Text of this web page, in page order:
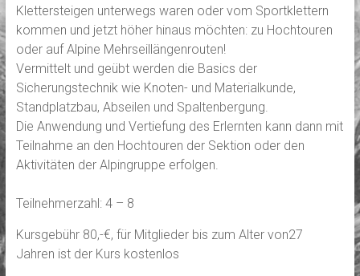
Klettersteigen unterwegs waren oder vom Sportklettern
kommen und jetzt höher hinaus möchten: zu Hochtouren
oder auf Alpine Mehrseillängenrouten!
Vermittelt und geübt werden die Basics der
Sicherungstechnik wie Knoten- und Materialkunde,
Standplatzbau, Abseilen und Spaltenbergung.
Die Anwendung und Vertiefung des Erlernten kann dann mit
Teilnahme an den Hochtouren der Sektion oder den
Aktivitäten der Alpingruppe erfolgen.
Teilnehmerzahl: 4 – 8
Kursgebühr 80,-€, für Mitglieder bis zum Alter von27
Jahren ist der Kurs kostenlos